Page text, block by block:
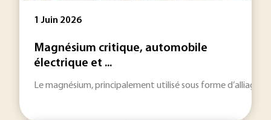
1 Juin 2026
Magnésium critique, automobile
électrique et ...
Le magnésium, principalement utilisé sous forme d’alliage,